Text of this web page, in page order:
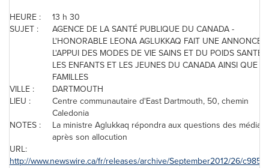
HEURE :
13 h 30
SUJET :
AGENCE DE LA SANTÉ PUBLIQUE DU CANADA-
L'HONORABLE LEONA AGLUKKAQ FAIT UNE ANNONCE À
L'APPUI DES MODES DE VIE SAINS ET DU POIDS SANTÉ
LES ENFANTS ET LES JEUNES DU CANADAAINSI QUE
FAMILLES
VILLE :
DARTMOUTH
LIEU :
Centre communautaire d'East Dartmouth, 50, chemin
Caledonia
NOTES :
La ministre Aglukkaq répondra aux questions des médias
après son allocution
URL:
http://www.newswire.ca/fr/releases/archive/September2012/26/